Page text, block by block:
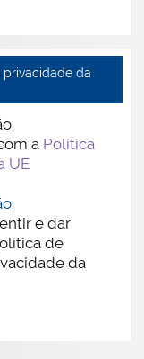
privacidade da
a Política
UE
e dar
de
da